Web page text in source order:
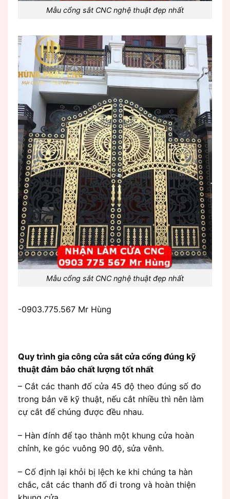
Mẫu cổng sắt CNC nghệ thuật đẹp nhất
Mẫu cổng sắt CNC nghệ thuật đẹp nhất
-0903.775.567 Mr Hùng
Quy trình gia công cửa sắt cửa cổng đúng kỹ
thuật đảm bảo chất lượng tốt nhất
– Cắt các thanh đố cửa 45 độ theo đúng số đo
trong bản vẽ kỹ thuật, nếu cắt nhiều thì nên làm
cự cắt để chúng được đều nhau.
– Hàn đính để tạo thành một khung cửa hoàn
chỉnh, ke góc vuông 90 độ, sửa vênh.
– Cố định lại khỏi bị lệch ke khi chúng ta hàn
chắc, cắt các thanh đố đi trong và hoàn thiện